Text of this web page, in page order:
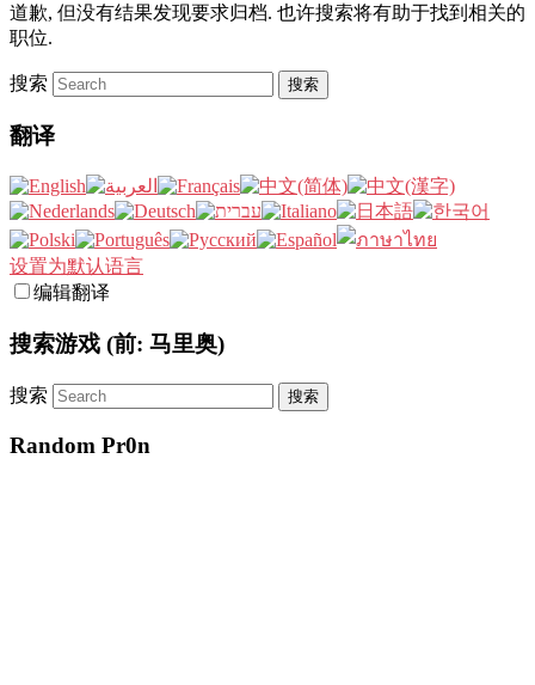
道歉, 但没有结果发现要求归档. 也许搜索将有助于找到相关的
职位.
搜索
翻译
设置为默认语言
编辑翻译
搜索游戏 (前: 马里奥)
搜索
Random Pr0n